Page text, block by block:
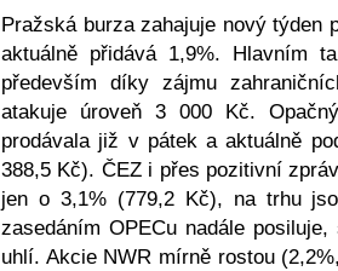
Pražská burza zahajuje nový týden
aktuálně přidává 1,9%. Hlavním
především díky zájmu
atakuje úroveň 3 000 Kč.
prodávala již v pátek a aktuálně
388,5 Kč). ČEZ i přes pozitivní
jen o 3,1% (779,2 Kč), na trhu
zasedáním OPECu nadále
uhlí. Akcie NWR mírně rostou